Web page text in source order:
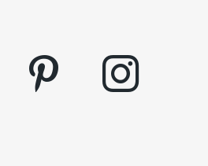
pinterest instagram